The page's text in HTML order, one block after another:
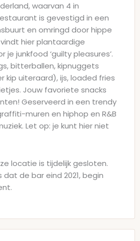
waarvan 4 in
is gevestigd in een
en omringd door hippe
hier plantaardige
je junkfood ‘guilty pleasures’.
bitterballen, kipnuggets
kip uiteraard), ijs, loaded fries
Jouw favoriete snacks
Geserveerd in een trendy
muren en hiphop en R&B
Let op: je kunt hier niet
locatie is tijdelijk gesloten.
dat de bar eind 2021, begin